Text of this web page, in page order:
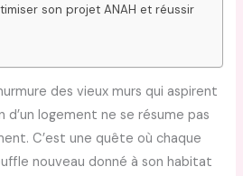
son projet ANAH et réussir
des vieux murs qui aspirent
logement ne se résume pas
C’est une quête où chaque
nouveau donné à son habitat